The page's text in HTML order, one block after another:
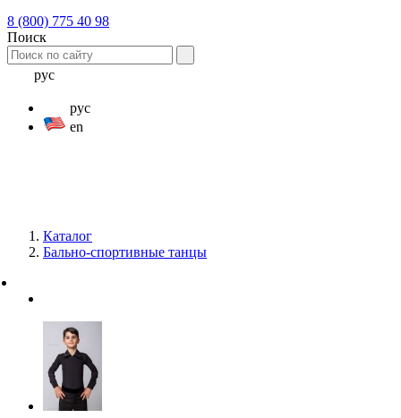
8 (800) 775 40 98
Поиск
рус
рус
en
Каталог
Бально-спортивные танцы